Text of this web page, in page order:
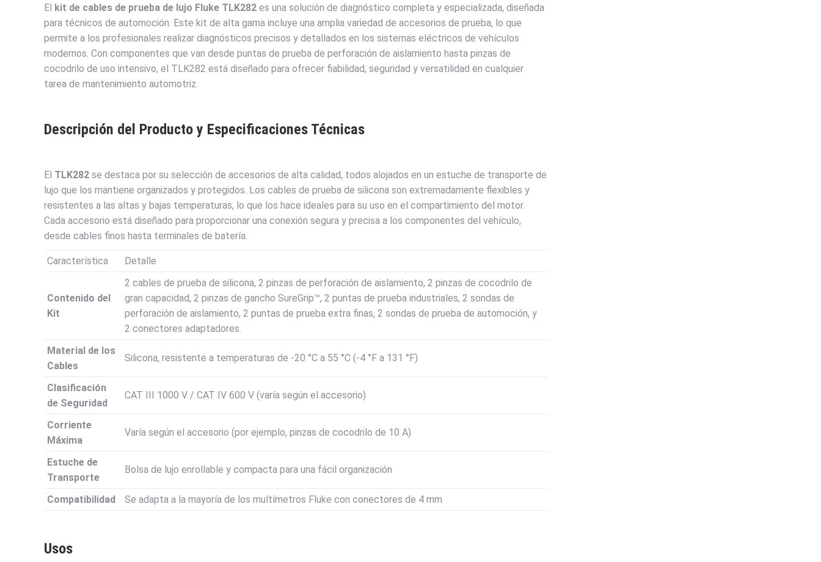
El kit de cables de prueba de lujo Fluke TLK282 es una solución de diagnóstico completa y especializada, diseñada
para técnicos de automoción. Este kit de alta gama incluye una amplia variedad de accesorios de prueba, lo que
permite a los profesionales realizar diagnósticos precisos y detallados en los sistemas eléctricos de vehículos
modernos. Con componentes que van desde puntas de prueba de perforación de aislamiento hasta pinzas de
cocodrilo de uso intensivo, el TLK282 está diseñado para ofrecer fiabilidad, seguridad y versatilidad en cualquier
tarea de mantenimiento automotriz.
Descripción del Producto y Especificaciones Técnicas
El TLK282 se destaca por su selección de accesorios de alta calidad, todos alojados en un estuche de transporte de
lujo que los mantiene organizados y protegidos. Los cables de prueba de silicona son extremadamente flexibles y
resistentes a las altas y bajas temperaturas, lo que los hace ideales para su uso en el compartimiento del motor.
Cada accesorio está diseñado para proporcionar una conexión segura y precisa a los componentes del vehículo,
desde cables finos hasta terminales de batería.
Característica Detalle
Contenido del
Kit
2 cables de prueba de silicona, 2 pinzas de perforación de aislamiento, 2 pinzas de cocodrilo de
gran capacidad, 2 pinzas de gancho SureGrip™, 2 puntas de prueba industriales, 2 sondas de
perforación de aislamiento, 2 puntas de prueba extra finas, 2 sondas de prueba de automoción, y
2 conectores adaptadores.
Material de los
Cables
Silicona, resistente a temperaturas de -20 °C a 55 °C (-4 °F a 131 °F)
Clasificación
de Seguridad
CAT III 1000 V / CAT IV 600 V (varía según el accesorio)
Corriente
Máxima
Varía según el accesorio (por ejemplo, pinzas de cocodrilo de 10 A)
Estuche de
Transporte
Bolsa de lujo enrollable y compacta para una fácil organización
Compatibilidad Se adapta a la mayoría de los multímetros Fluke con conectores de 4 mm
Usos